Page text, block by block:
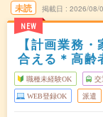
未読
NEW
掲載日 2026/08/
【計画業務
合える＊高齢
職種未経験OK 交
WEB登録OK 派遣